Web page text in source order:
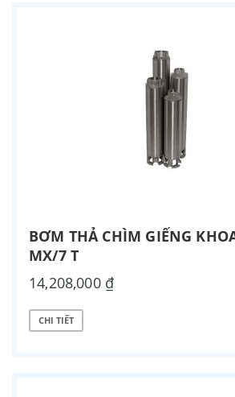
BƠM THẢ CHÌM GIẾNG
MX/7 T
14,208,000 ₫
CHI TIẾT